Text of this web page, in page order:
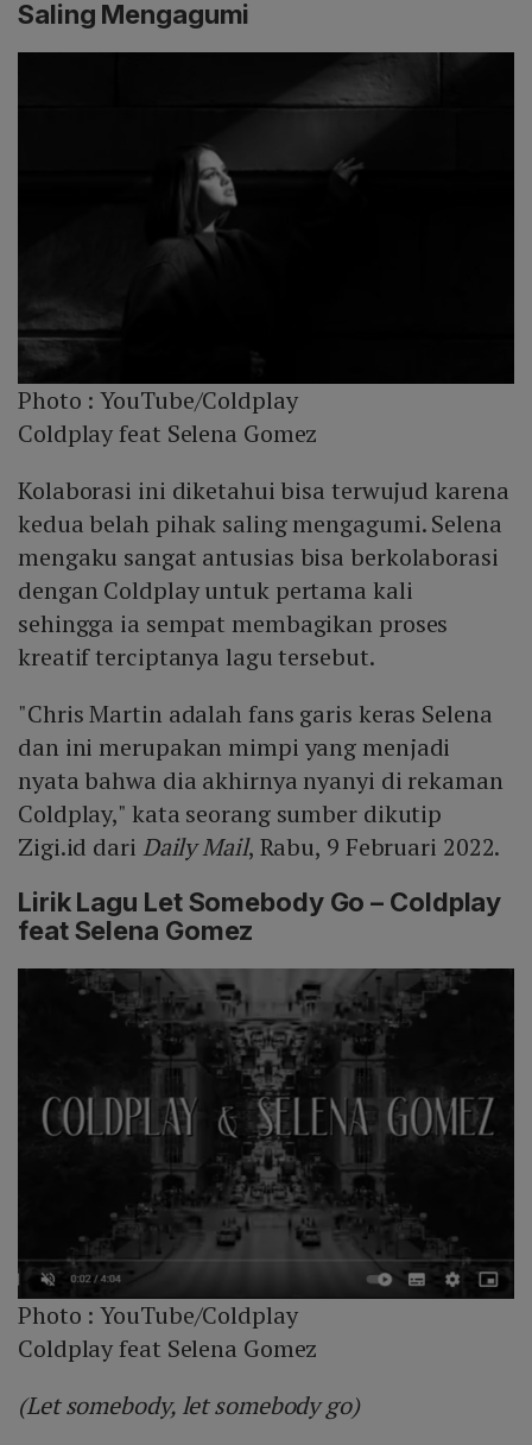
Saling Mengagumi
Photo :YouTube/Coldplay
Coldplay feat Selena Gomez
Kolaborasi ini diketahui bisa terwujud karena
kedua belah pihak saling mengagumi. Selena
mengaku sangat antusias bisa berkolaborasi
dengan Coldplay untuk pertama kali
sehingga ia sempat membagikan proses
kreatif terciptanya lagu tersebut.
"Chris Martin adalah fans garis keras Selena
dan ini merupakan mimpi yang menjadi
nyata bahwa dia akhirnya nyanyi di rekaman
Coldplay," kata seorang sumber dikutip
Zigi.id dari Daily Mail, Rabu, 9 Februari 2022.
Lirik Lagu Let Somebody Go – Coldplay
feat Selena Gomez
Photo :YouTube/Coldplay
Coldplay feat Selena Gomez
(Let somebody, let somebody go)